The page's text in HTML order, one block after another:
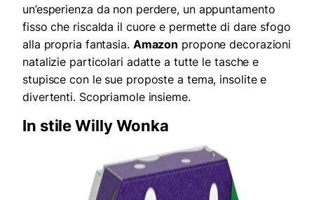
un’esperienza da non perdere, un appuntamento
fisso che riscalda il cuore e permette di dare sfogo
alla propria fantasia. Amazon propone decorazioni
natalizie particolari adatte a tutte le tasche e
stupisce con le sue proposte a tema, insolite e
divertenti. Scopriamole insieme.
In stile Willy Wonka